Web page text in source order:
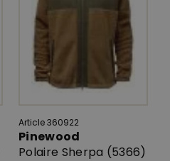
Article 360922
Pinewood
Polaire Sherpa (5366)